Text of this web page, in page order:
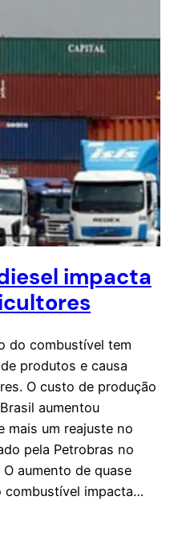
impacta
do combustível tem
produtos e causa
O custo de produção
aumentou
mais um reajuste no
pela Petrobras no
aumento de quase
combustível impacta…